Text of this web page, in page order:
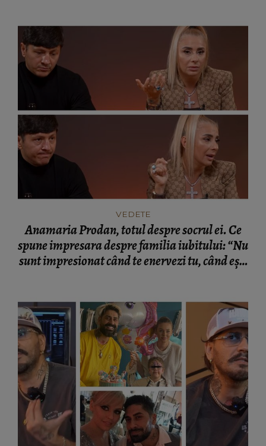
VEDETE
Anamaria Prodan, totul despre socrul ei. Ce
spune impresara despre familia iubitului: “Nu
sunt impresionat când te enervezi tu, când ești